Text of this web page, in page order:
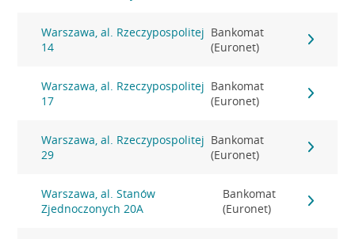
Warszawa, al. Rzeczypospolitej
14
Bankomat
(Euronet)
Warszawa, al. Rzeczypospolitej
17
Bankomat
(Euronet)
Warszawa, al. Rzeczypospolitej
29
Bankomat
(Euronet)
Warszawa, al. Stanów
Zjednoczonych 20A
Bankomat
(Euronet)